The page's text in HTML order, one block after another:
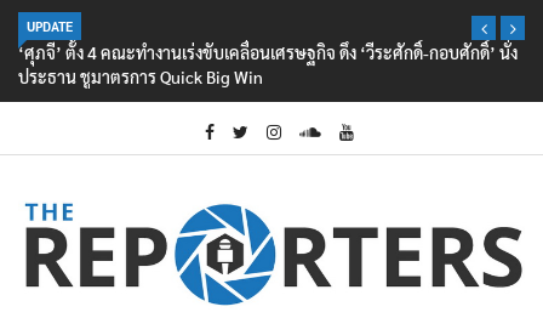
UPDATE
‘ศุภจี’ ตั้ง 4 คณะทำงานเร่งขับเคลื่อนเศรษฐกิจ ดึง ‘วีระศักดิ์-กอบศักดิ์’ นั่ง
ประธาน ชูมาตรการ Quick Big Win